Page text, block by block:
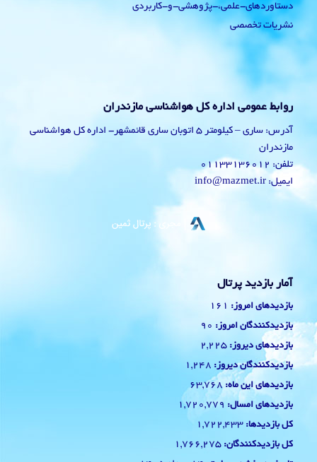
دستاوردهای-علمی،-پژوهشی-و-کاربردی
نشریات تخصصی
روابط عمومی اداره کل هواشناسی مازندران
آدرس: ساری – کیلومتر 5 اتوبان ساری قائمشهر- اداره کل هواشناسی
مازندران
تلفن: 01133136012
ایمیل: info@mazmet.ir
آمار بازدید پرتال
بازدیدهای امروز: 161
بازدیدکنندگان امروز: 90
بازدیدهای دیروز: 2,225
بازدیدکنندگان دیروز: 1,248
بازدیدهای این ماه: 63,768
بازدیدهای امسال: 1,720,779
کل بازدیدها: 1,722,433
کل بازدیدکنند‌گان: 1,766,275